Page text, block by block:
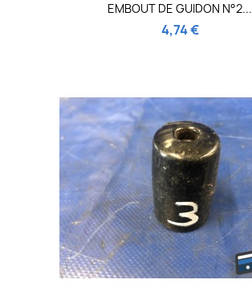
EMBOUT DE GUIDON N°2...
4,74 €